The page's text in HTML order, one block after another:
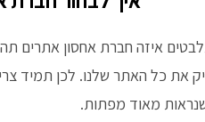
איזה חברת אחסון אתרים
את כל האתר שלנו. לכן תמיד
מאוד מפתות.